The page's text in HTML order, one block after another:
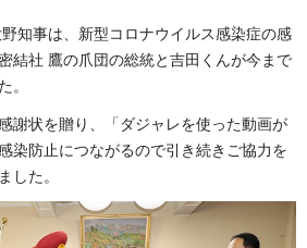
知事は、新型コロナウイルス感染症の感
結社 鷹の爪団の総統と吉田くんが今まで
。
謝状を贈り、「ダジャレを使った動画が
染防止につながるので引き続きご協力を
した。